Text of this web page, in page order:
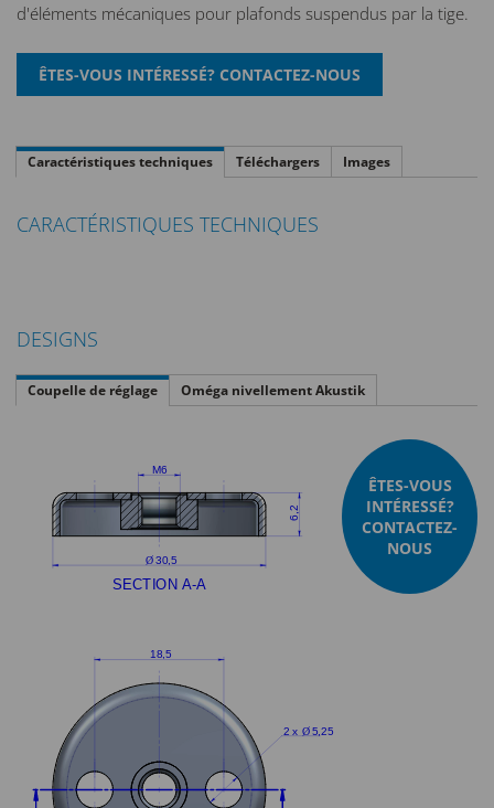
d'éléments mécaniques pour plafonds suspendus par la tige.
Caractéristiques techniques Téléchargers Images
CARACTÉRISTIQUES TECHNIQUES
DESIGNS
Coupelle de réglage Oméga nivellement Akustik
ÊTES-VOUS
INTÉRESSÉ?
CONTACTEZ-
NOUS